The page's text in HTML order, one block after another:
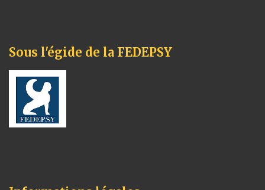
Sous l'égide de la FEDEPSY